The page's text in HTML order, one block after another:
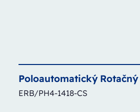
Poloautomatický Rotačný
ERB/PH4-1418-CS